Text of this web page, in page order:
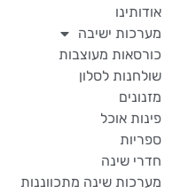
אודותינו
מערכות ישיבה
כורסאות מעוצבות
שולחנות לסלון
מזנונים
פינות אוכל
ספריות
חדרי שינה
מערכות שינה מתכווננות